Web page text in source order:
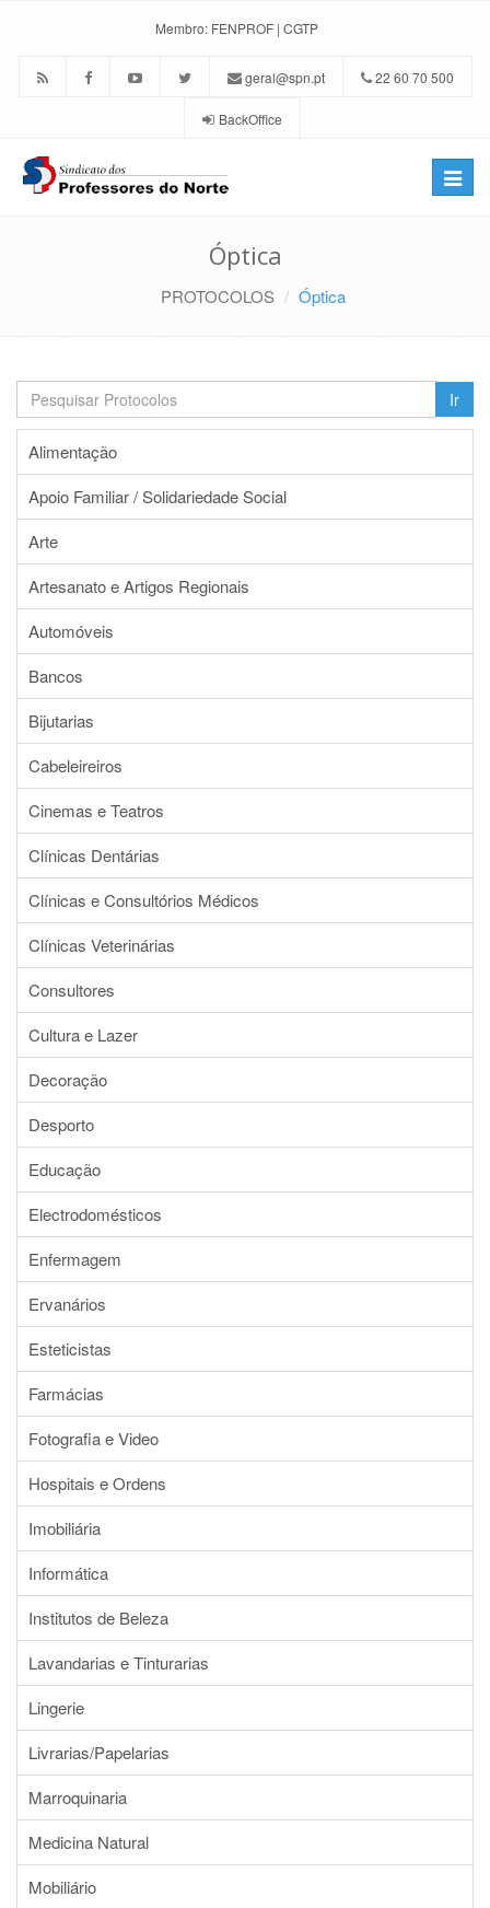
Membro: FENPROF | CGTP
geral@spn.pt 22 60 70 500
BackOffice
Toggle
Óptica
PROTOCOLOS Óptica
Ir
Alimentação
Apoio Familiar / Solidariedade Social
Arte
Artesanato e Artigos Regionais
Automóveis
Bancos
Bijutarias
Cabeleireiros
Cinemas e Teatros
Clínicas Dentárias
Clínicas e Consultórios Médicos
Clínicas Veterinárias
Consultores
Cultura e Lazer
Decoração
Desporto
Educação
Electrodomésticos
Enfermagem
Ervanários
Esteticistas
Farmácias
Fotografia e Video
Hospitais e Ordens
Imobiliária
Informática
Institutos de Beleza
Lavandarias e Tinturarias
Lingerie
Livrarias/Papelarias
Marroquinaria
Medicina Natural
Mobiliário